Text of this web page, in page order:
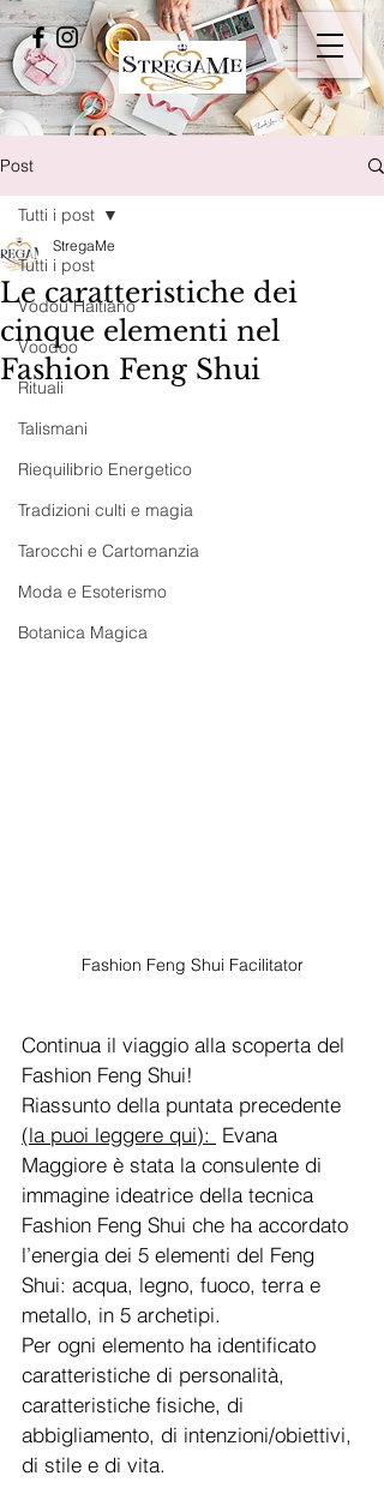
Post
Tutti i post
Vodou Haitiano
Voodoo
Rituali
Talismani
Riequilibrio Energetico
Tradizioni culti e magia
Tarocchi e Cartomanzia
Moda e Esoterismo
Botanica Magica
Tutti i post
Le caratteristiche dei
cinque elementi nel
Fashion Feng Shui
StregaMe
Fashion Feng Shui Facilitator
Continua il viaggio alla scoperta del
Fashion Feng Shui!
Riassunto della puntata precedente
(la puoi leggere qui):
Evana
Maggiore è stata la consulente di
immagine ideatrice della tecnica
Fashion Feng Shui che ha accordato
l’energia dei 5 elementi del Feng
Shui: acqua, legno, fuoco, terra e
metallo, in 5 archetipi.
Per ogni elemento ha identificato
caratteristiche di personalità,
caratteristiche fisiche, di
abbigliamento, di intenzioni/obiettivi,
di stile e di vita.